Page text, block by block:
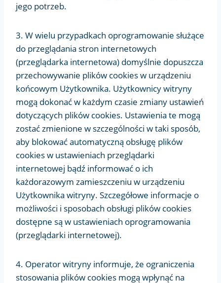
jego potrzeb.
3. W wielu przypadkach oprogramowanie służące
do przeglądania stron internetowych
(przeglądarka internetowa) domyślnie dopuszcza
przechowywanie plików cookies w urządzeniu
końcowym Użytkownika. Użytkownicy witryny
mogą dokonać w każdym czasie zmiany ustawień
dotyczących plików cookies. Ustawienia te mogą
zostać zmienione w szczególności w taki sposób,
aby blokować automatyczną obsługę plików
cookies w ustawieniach przeglądarki
internetowej bądź informować o ich
każdorazowym zamieszczeniu w urządzeniu
Użytkownika witryny. Szczegółowe informacje o
możliwości i sposobach obsługi plików cookies
dostępne są w ustawieniach oprogramowania
(przeglądarki internetowej).
4. Operator witryny informuje, że ograniczenia
stosowania plików cookies mogą wpłynąć na